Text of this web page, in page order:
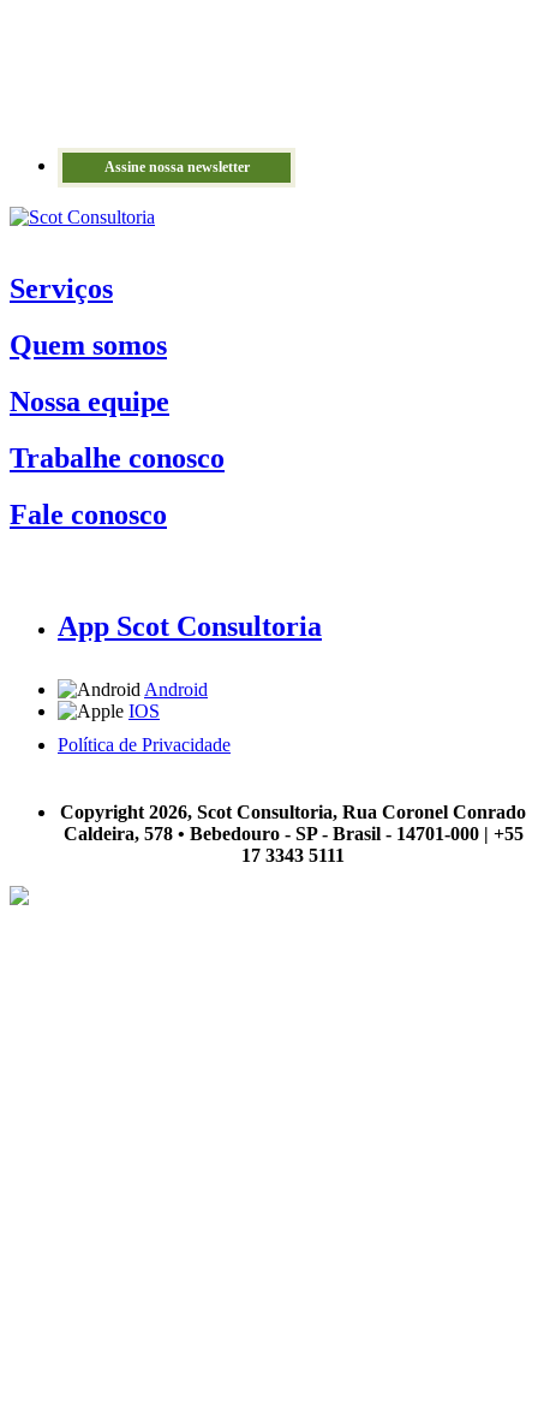
Assine nossa newsletter
Serviços
Quem somos
Nossa equipe
Trabalhe conosco
Fale conosco
App Scot Consultoria
Android
IOS
Política de Privacidade
Copyright 2026, Scot Consultoria, Rua Coronel Conrado
Caldeira, 578 • Bebedouro - SP - Brasil - 14701-000 | +55
17 3343 5111